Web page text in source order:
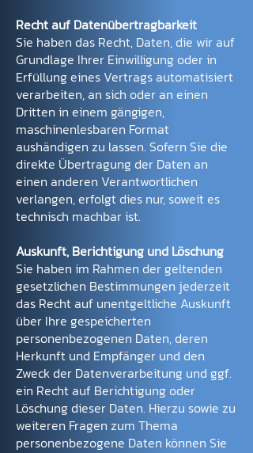
Recht auf Datenübertragbarkeit
Sie haben das Recht, Daten, die wir auf
Grundlage Ihrer Einwilligung oder in
Erfüllung eines Vertrags automatisiert
verarbeiten, an sich oder an einen
Dritten in einem gängigen,
maschinenlesbaren Format
aushändigen zu lassen. Sofern Sie die
direkte Übertragung der Daten an
einen anderen Verantwortlichen
verlangen, erfolgt dies nur, soweit es
technisch machbar ist.
Auskunft, Berichtigung und Löschung
Sie haben im Rahmen der geltenden
gesetzlichen Bestimmungen jederzeit
das Recht auf unentgeltliche Auskunft
über Ihre gespeicherten
personenbezogenen Daten, deren
Herkunft und Empfänger und den
Zweck der Datenverarbeitung und ggf.
ein Recht auf Berichtigung oder
Löschung dieser Daten. Hierzu sowie zu
weiteren Fragen zum Thema
personenbezogene Daten können Sie